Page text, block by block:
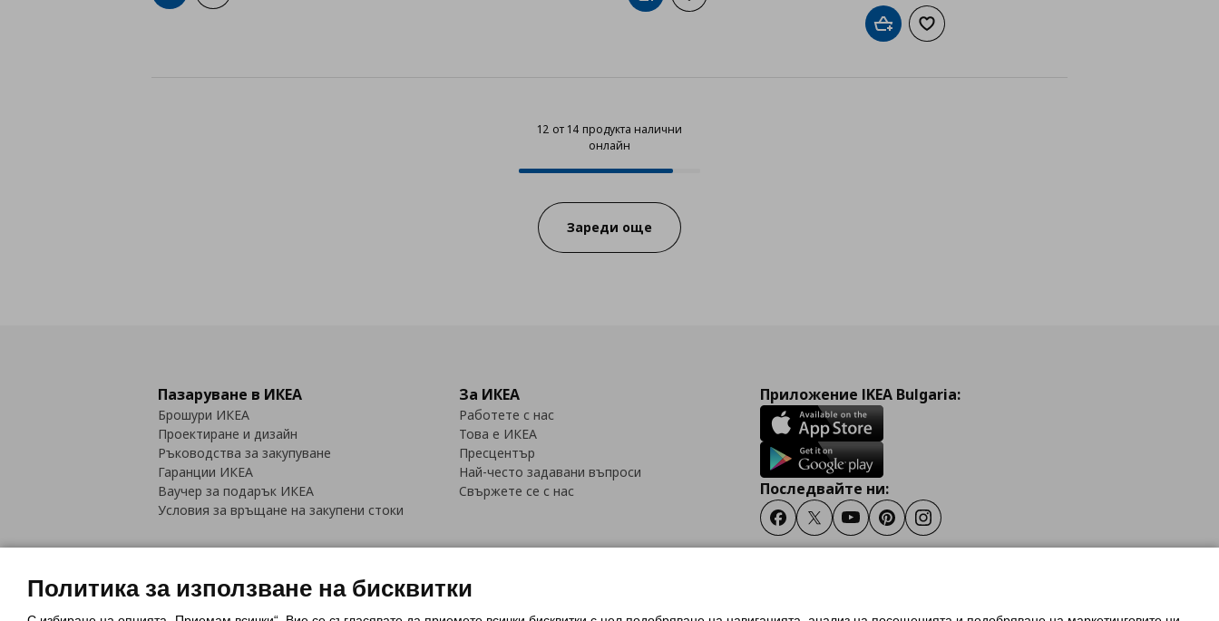
Добави в кошницата
Добави към списъка с любими
12 от 14 продукта налични
онлайн
12 от 14 продукта налични онлайн
Progress:
Зареди още
Пазаруване в ИКЕА
Брошури ИКЕА
Проектиране и дизайн
Ръководства за закупуване
Гаранции ИКЕА
Ваучер за подарък ИКЕА
Условия за връщане на закупени стоки
За ИКЕА
Работете с нас
Това е ИКЕА
Пресцентър
Най-често задавани въпроси
Свържете се с нас
Приложение IKEA Bulgaria:
Последвайте ни:
FacebookTwitterYoutubePinterestInstagram
Политика за използване на бисквитки